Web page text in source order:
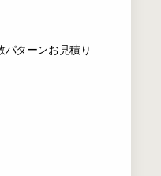
パターンお見積り